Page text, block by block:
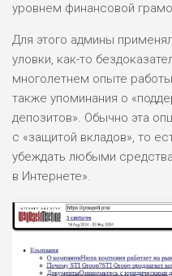
ДОХОД: НИЗКИЙ
БЮДЖЕТ: НИЗКИЙ
РИСКИ: НИЗКИЕ
ДОХОД: СРЕДНИЙ
уровнем финансовой
Для этого админы
уловки, как-то
многолетнем опыте
также упоминания о
депозитов». Обычно эта
с «защитой вкладов», то
убеждать любыми
в Интернете».